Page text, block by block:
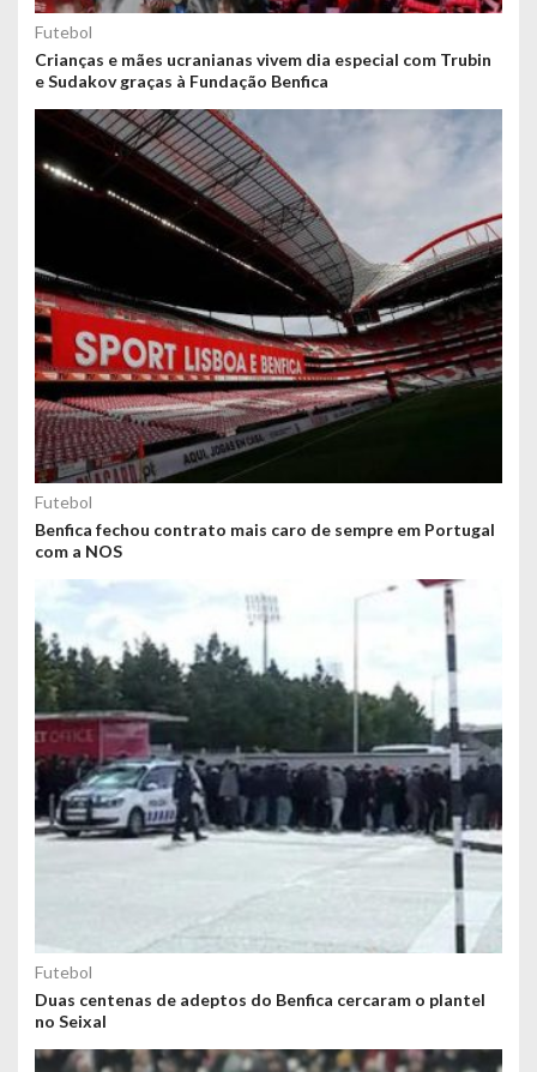
Futebol
Crianças e mães ucranianas vivem dia especial com Trubin
e Sudakov graças à Fundação Benfica
Futebol
Benfica fechou contrato mais caro de sempre em Portugal
com a NOS
Futebol
Duas centenas de adeptos do Benfica cercaram o plantel
no Seixal